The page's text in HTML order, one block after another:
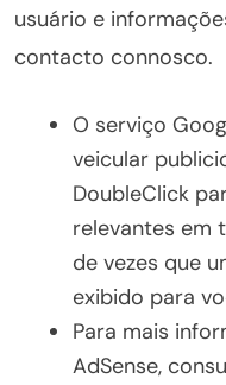
usuário e
contacto connosco.
O serviço
veicular
DoubleClick
relevantes em
de vezes que
exibido para
Para mais
AdSense,